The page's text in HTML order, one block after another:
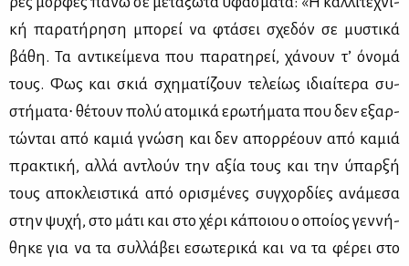
κή πα­ρα­τή­ρη­ση μπο­ρεί να φτά­σει σχε­δόν σε μυ­στι­κά
βά­θη. Τα αντι­κεί­με­να που πα­ρα­τη­ρεί, χά­νουν τ’ όνο­μά
τους. Φως και σκιά σχη­μα­τί­ζουν τε­λεί­ως ιδιαί­τε­ρα συ­
στή­μα­τα∙ θέ­τουν πο­λύ ατο­μι­κά ερω­τή­μα­τα που δεν εξαρ­
τώ­νται από κα­μιά γνώ­ση και δεν απορ­ρέ­ουν από κα­μιά
πρα­κτι­κή, αλ­λά αντλούν την αξία τους και την ύπαρ­ξή
τους απο­κλει­στι­κά από ορι­σμέ­νες συγ­χορ­δί­ες ανά­με­σα
στην ψυ­χή, στο μά­τι και στο χέ­ρι κά­ποιου ο οποί­ος γεν­νή­
θη­κε για να τα συλ­λά­βει εσω­τε­ρι­κά και να τα φέ­ρει στο